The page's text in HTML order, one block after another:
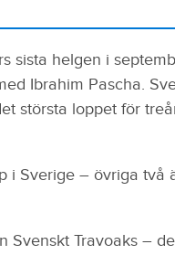
sista helgen i
Ibrahim Pascha.
största loppet för
i Sverige – övriga två
Svenskt Travoaks –